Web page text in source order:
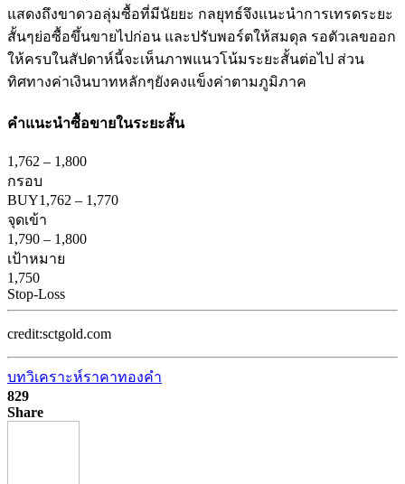
แสดงถึงขาดวอลุ่มซื้อที่มีนัยยะ กลยุทธ์จึงแนะนำการเทรดระยะ
สั้นๆย่อซื้อขึ้นขายไปก่อน และปรับพอร์ตให้สมดุล รอตัวเลขออก
ให้ครบในสัปดาห์นี้จะเห็นภาพแนวโน้มระยะสั้นต่อไป ส่วน
ทิศทางค่าเงินบาทหลักๆยังคงแข็งค่าตามภูมิภาค
คำแนะนำซื้อขายในระยะสั้น
1,762 – 1,800
กรอบ
BUY1,762 – 1,770
จุดเข้า
1,790 – 1,800
เป้าหมาย
1,750
Stop-Loss
credit:sctgold.com
บทวิเคราะห์ราคาทองคำ
829
Share